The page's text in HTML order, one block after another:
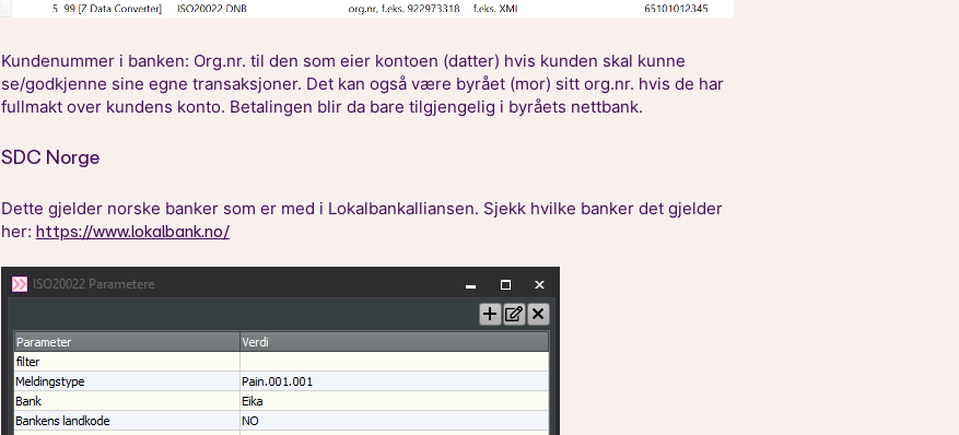
Kundenummer i banken: Org.nr. til den som eier kontoen (datter) hvis kunden skal kunne
se/godkjenne sine egne transaksjoner. Det kan også være byrået (mor) sitt org.nr. hvis de har
fullmakt over kundens konto. Betalingen blir da bare tilgjengelig i byråets nettbank.
SDC Norge
Dette gjelder norske banker som er med i Lokalbankalliansen. Sjekk hvilke banker det gjelder
her: https://www.lokalbank.no/